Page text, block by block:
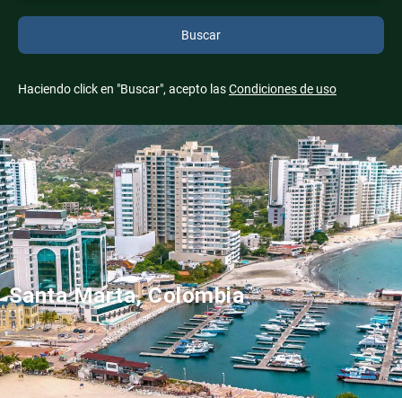
Santa Marta, Colombia
Buscar
Haciendo click en "Buscar", acepto lasCondiciones de uso